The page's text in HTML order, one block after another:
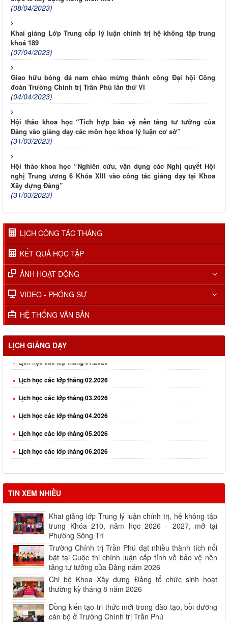
(08/04/2023)
Khai giảng Lớp Trung cấp lý luận chính trị hệ không tập trung
khoá 189
(07/04/2023)
Giao hữu bóng đá nam chào mừng thành công Đại hội Công
đoàn Trường Chính trị Trần Phú lần thứ VI
(04/04/2023)
Hội thảo khoa học “Tích hợp bảo vệ nền tảng tư tưởng của
Đảng vào giảng dạy các môn học khoa lý luận cơ sở”
(31/03/2023)
Hội thảo khoa học “Nghiên cứu, vận dụng các Nghị quyết Hội
nghị Trung ương 6 Khóa XIII vào công tác giảng dạy tại Khoa
Xây dựng Đảng”
(31/03/2023)
LỊCH CÔNG TÁC THÁNG
KẾT QUẢ HỌC TẬP
ẢNH HOẠT ĐỘNG
VIDEO - PHÓNG SỰ
HỆ THỐNG VĂN BẢN
LỊCH GIẢNG DẠY
Lịch học các lớp tháng 01.2026
Lịch học các lớp tháng 03.2026
Lịch học các lớp tháng 04.2026
Lịch học các lớp tháng 05.2026
Lịch học các lớp tháng 06.2026
Lịch học các lớp tháng 08.2026
TIN XEM NHIỀU
Khai giảng lớp Trung lý luận chính trị, hệ không tập
trung Khóa 210, năm học 2026 - 2027, mở tại
Phường Sông Trí
Trường Chính trị Trần Phú đạt nhiều thành tích nổi
bật tại Cuộc thi chính luận cấp tỉnh về bảo vệ nền
tảng tư tưởng của Đảng năm 2026
Chi bộ Khoa Xây dựng Đảng tổ chức sinh hoạt
thường kỳ tháng 8 năm 2026
Đồng kiến tạo tri thức mới trong đào tạo, bồi dưỡng
cán bộ ở Trường Chính trị Trần Phú